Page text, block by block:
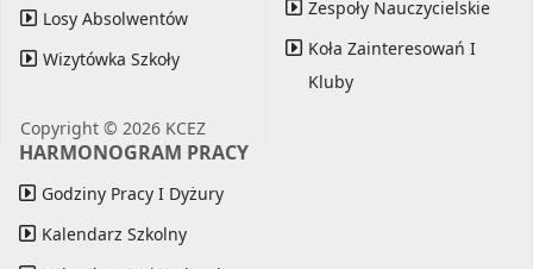
Losy Absolwentów
Wizytówka Szkoły
Copyright © 2026 KCEZ
Zespoły Nauczycielskie
Koła Zainteresowań I
Kluby
HARMONOGRAM PRACY
Godziny Pracy I Dyżury
Kalendarz Szkolny